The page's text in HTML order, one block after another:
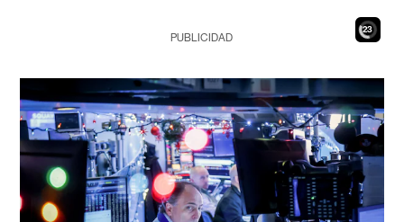
21
PUBLICIDAD